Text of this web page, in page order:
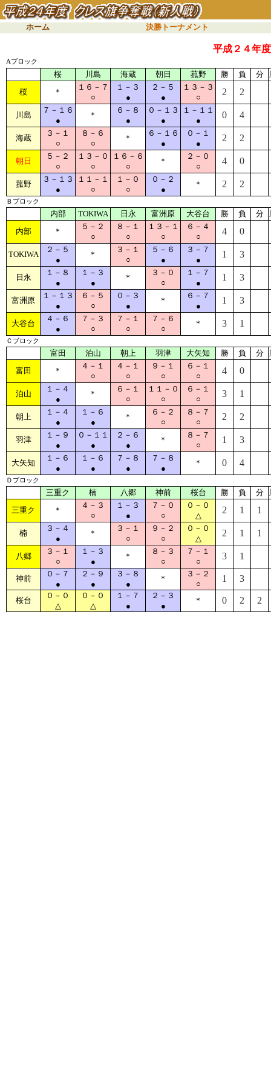
ホーム 決勝トーナメント
平成２４年
Aブロック
桜 川島 海蔵 朝日 菰野 勝 負 分
桜
＊
１６－７
○
１－３
●
２－５
●
１３－３
○
2 2
川島
７－１６
●
＊
６－８
●
０－１３
●
１－１１
●
0 4
海蔵
３－１
○
８－６
○
＊
６－１６
●
０－１
●
2 2
朝日
５－２
○
１３－０
○
１６－６
○
＊
２－０
○
4 0
菰野
３－１３
●
１１－１
○
１－０
○
０－２
●
＊ 2 2
Ｂブロック
内部 TOKIWA 日永 富洲原 大谷台 勝 負 分
内部
＊
５－２
○
８－１
○
１３－１
○
６－４
○
4 0
TOKIWA
２－５
●
＊
３－１
○
５－６
●
３－７
●
1 3
日永
１－８
●
１－３
●
＊
３－０
○
１－７
●
1 3
富洲原
１－１３
●
６－５
○
０－３
●
＊
６－７
●
1 3
大谷台
４－６
●
７－３
○
７－１
○
７－６
○
＊ 3 1
Ｃブロック
富田 泊山 朝上 羽津 大矢知 勝 負 分
富田
＊
４－１
○
４－１
○
９－１
○
６－１
○
4 0
泊山
１－４
●
＊
６－１
○
１１－０
○
６－１
○
3 1
朝上
１－４
●
１－６
●
＊
６－２
○
８－７
○
2 2
羽津
１－９
●
０－１１
●
２－６
●
＊
８－７
○
1 3
大矢知
１－６
●
１－６
●
７－８
●
７－８
●
＊ 0 4
Ｄブロック
三重ク 楠 八郷 神前 桜台 勝 負 分
三重ク
＊
４－３
○
１－３
●
７－０
○
０－０
△
2 1 1
楠
３－４
●
＊
３－１
○
９－２
○
０－０
△
2 1 1
八郷
３－１
○
１－３
●
＊
８－３
○
７－１
○
3 1
神前
０－７
●
２－９
●
３－８
●
＊
３－２
○
1 3
桜台
０－０
△
０－０
△
１－７
●
２－３
●
＊ 0 2 2